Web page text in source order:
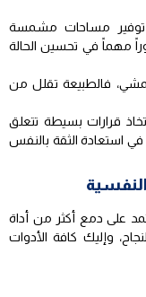
مساحات مشمسة
مهماً في تحسين الحالة
فالطبيعة تقلل من
قرارات بسيطة تتعلق
استعادة الثقة بالنفس
على دمع أكثر من أداة
وإليك كافة الأدوات